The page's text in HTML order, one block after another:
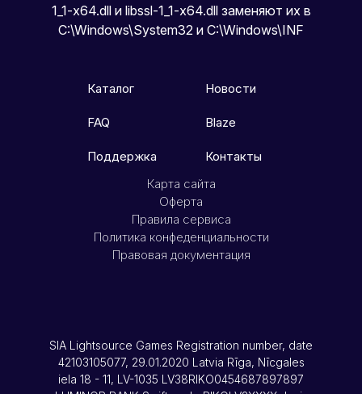
1_1-x64.dll и libssl-1_1-x64.dll заменяют их в
C:\Windows\System32 и C:\Windows\INF
Каталог Новости
FAQ Blaze
Поддержка
Контакты
Карта сайта
Оферта
Правила сервиса
Политика конфеденциальности
Правовая документация
SIA Lightsource Games Registration number, date
42103105077, 29.01.2020 Latvia Rīga, Nīcgales
iela 18 - 11, LV-1035 LV38RIKO0454687897897